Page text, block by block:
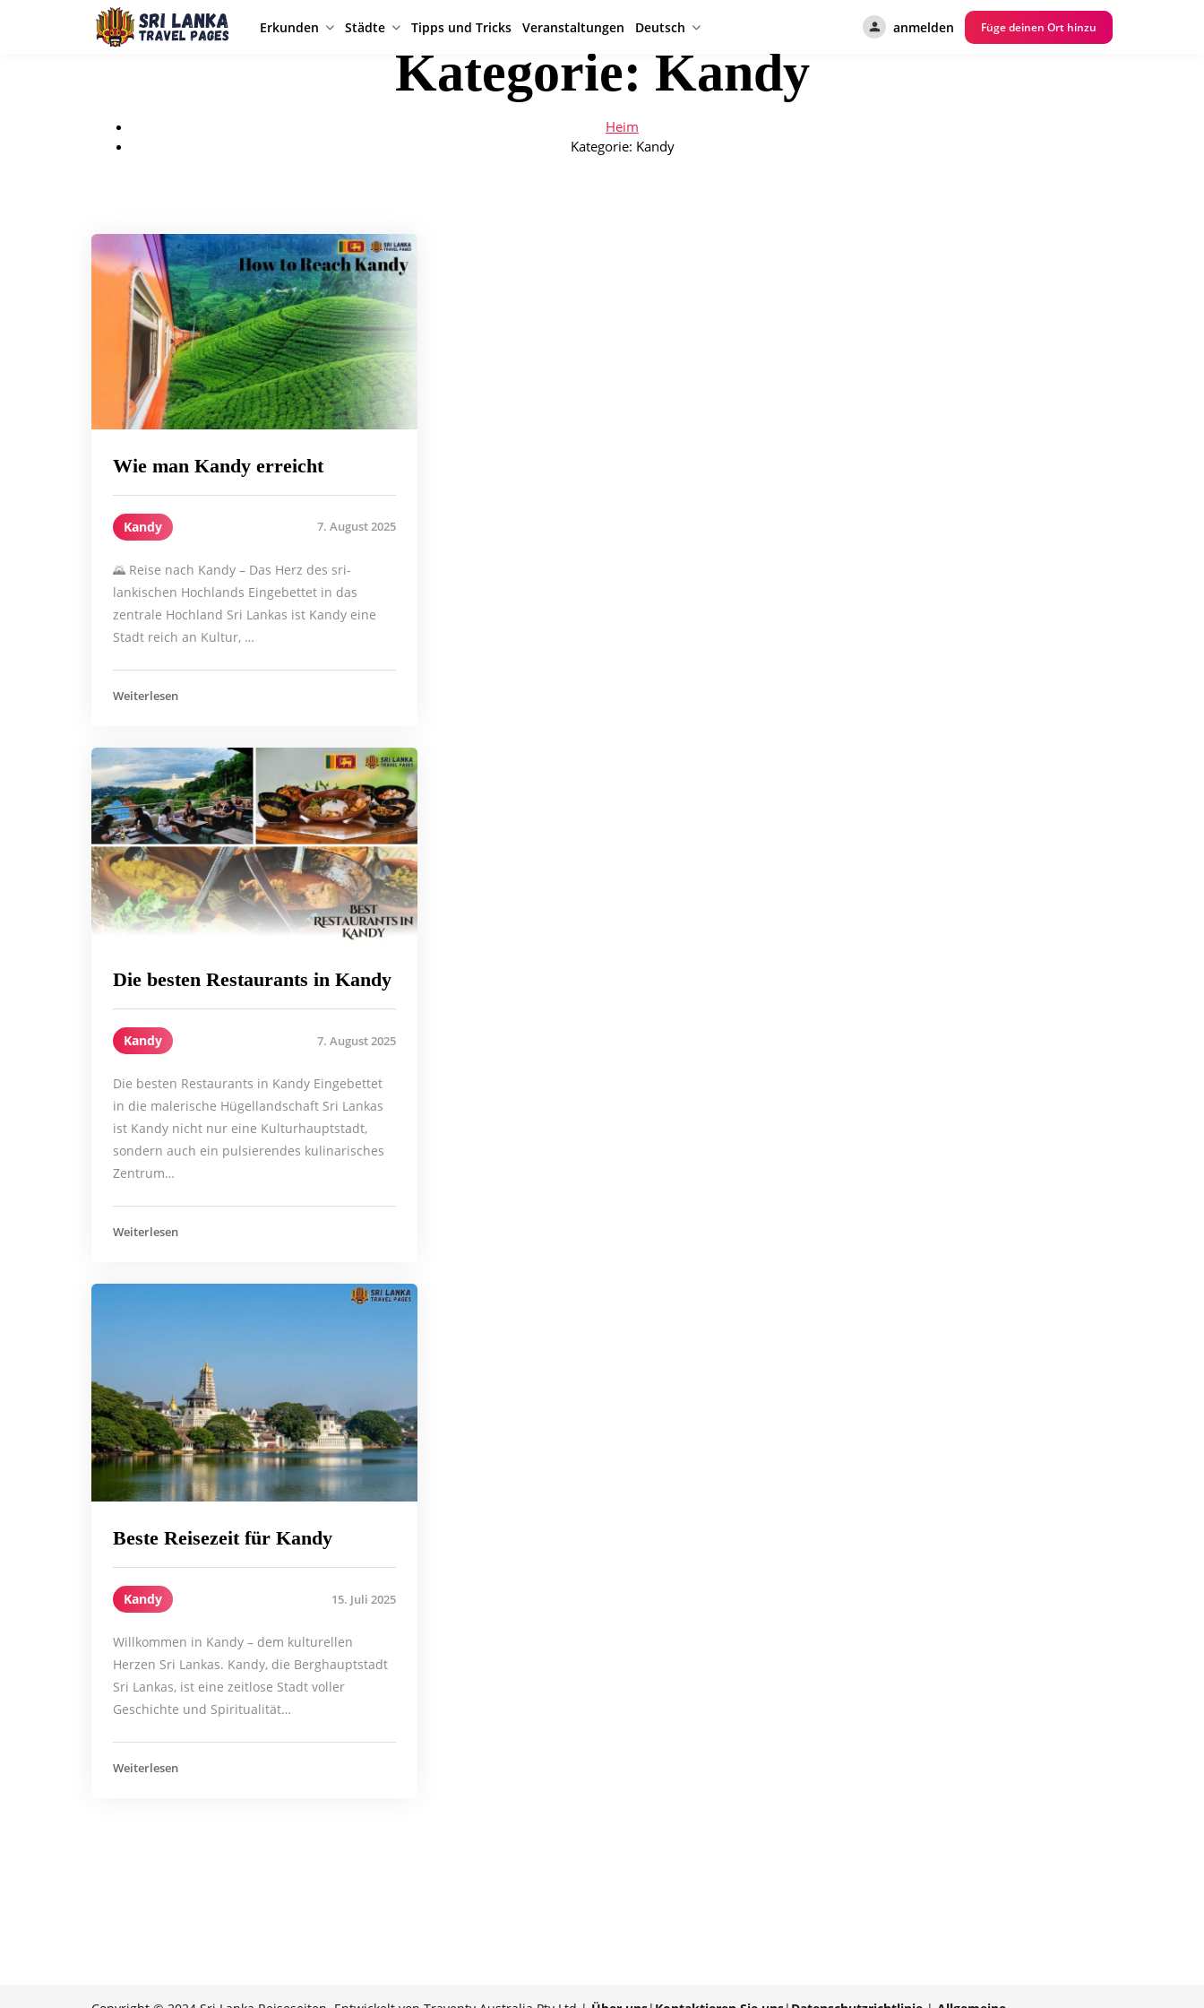
Erkunden Städte Tipps und Tricks Veranstaltungen Deutsch anmelden Füge deinen Ort hinzu
Kategorie: Kandy
Heim
Kategorie: Kandy
Wie man Kandy erreicht
Kandy 7. August 2025
🌄 Reise nach Kandy – Das Herz des sri-
lankischen Hochlands Eingebettet in das
zentrale Hochland Sri Lankas ist Kandy eine
Stadt reich an Kultur, …
Weiterlesen
Die besten Restaurants in Kandy
Kandy 7. August 2025
Die besten Restaurants in Kandy Eingebettet
in die malerische Hügellandschaft Sri Lankas
ist Kandy nicht nur eine Kulturhauptstadt,
sondern auch ein pulsierendes kulinarisches
Zentrum…
Weiterlesen
Beste Reisezeit für Kandy
Kandy 15. Juli 2025
Willkommen in Kandy – dem kulturellen
Herzen Sri Lankas. Kandy, die Berghauptstadt
Sri Lankas, ist eine zeitlose Stadt voller
Geschichte und Spiritualität…
Weiterlesen